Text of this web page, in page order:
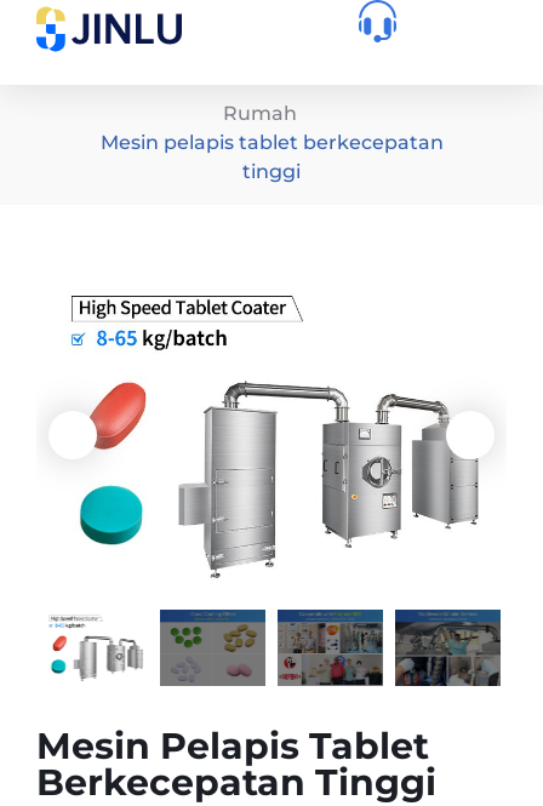
Rumah
Mesin pelapis tablet berkecepatan
tinggi
Mesin Pelapis Tablet
Berkecepatan Tinggi